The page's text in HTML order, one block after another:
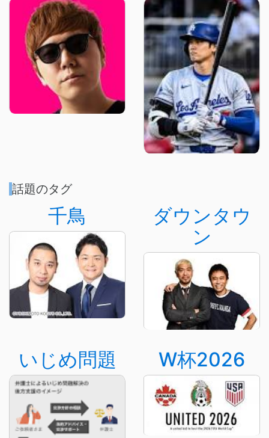
話題のタグ
千鳥
ダウンタウ
ン
いじめ問題 W杯2026